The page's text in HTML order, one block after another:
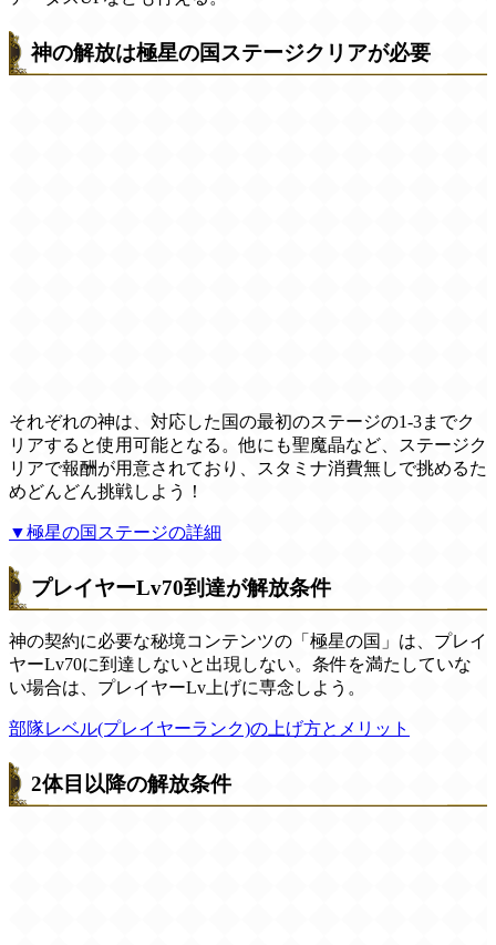
神の解放は極星の国ステージクリアが必要
それぞれの神は、対応した国の最初のステージの1-3までク
リアすると使用可能となる。他にも聖魔晶など、ステージク
リアで報酬が用意されており、スタミナ消費無しで挑めるた
めどんどん挑戦しよう！
▼極星の国ステージの詳細
プレイヤーLv70到達が解放条件
神の契約に必要な秘境コンテンツの「極星の国」は、プレイ
ヤーLv70に到達しないと出現しない。条件を満たしていな
い場合は、プレイヤーLv上げに専念しよう。
部隊レベル(プレイヤーランク)の上げ方とメリット
2体目以降の解放条件